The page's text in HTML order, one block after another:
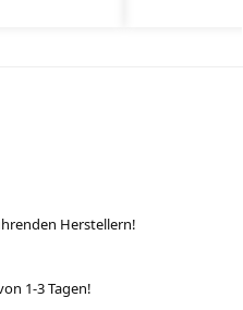
Herstellern!
1-3 Tagen!